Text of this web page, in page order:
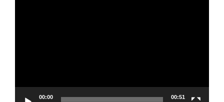
00:00 00:51